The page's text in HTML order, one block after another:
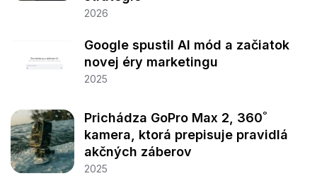
2026
Google spustil AI mód a začiatok
novej éry marketingu
2025
Prichádza GoPro Max 2, 360˚
kamera, ktorá prepisuje pravidlá
akčných záberov
2025